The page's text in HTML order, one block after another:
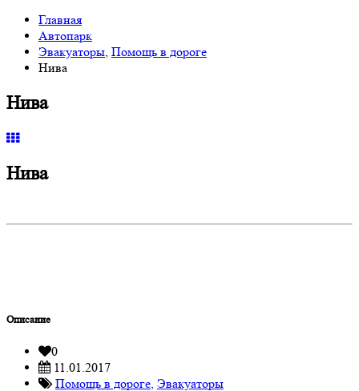
Главная
Автопарк
Эвакуаторы, Помощь в дороге
Нива
Нива
Нива
Описание
0
11.01.2017
Помощь в дороге, Эвакуаторы